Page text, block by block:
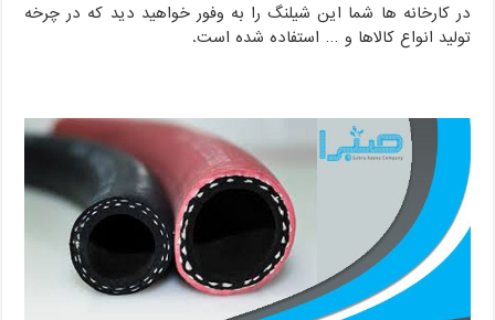
در کارخانه ها شما این شیلنگ را به وفور خواهید دید که در چرخه
تولید انواع کالاها و … استفاده شده است.